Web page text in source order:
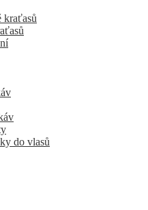
kraťasů
do vlasů